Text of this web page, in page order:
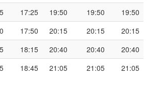
17:25 19:50 19:50
19:50
17:50 20:15 20:15
20:15
18:15 20:40 20:40
20:40
18:45 21:05 21:05 21:05